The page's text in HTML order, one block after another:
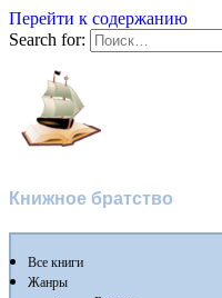
Перейти к содержанию
Search for:
Книжное братство
Все книги
Жанры